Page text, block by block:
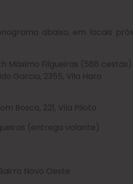
abaixo, em locais
Máximo Filgueiras (588 cestas)
Garcia, 2355, Vila Haro
Bosco, 221, Vila Piloto
(entrega volante)
Novo Oeste